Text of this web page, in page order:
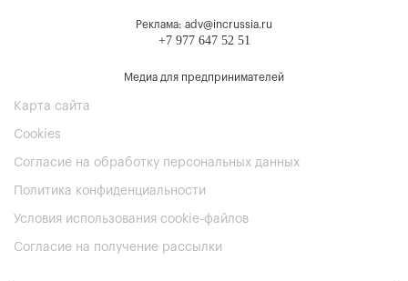
Реклама: adv@incrussia.ru
+7 977 647 52 51
Медиа для предпринимателей
Карта сайта
Cookies
Согласие на обработку персональных данных
Политика конфиденциальности
Условия использования cookie-файлов
Согласие на получение рассылки